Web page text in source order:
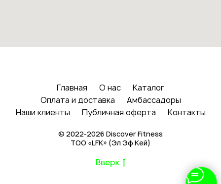
Главная О нас
Каталог
Оплата и доставка
Амбассадоры
Наши клиенты
Публичная оферта Контакты
© 2022-2026 Discover Fitness
ТОО «LFK» (Эл Эф Кей)
Вверх